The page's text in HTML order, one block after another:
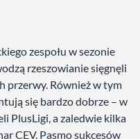
zespołu w sezonie
rzeszowianie sięgnęli
przerwy. Również w tym
się bardzo dobrze – w
PlusLigi, a zaledwie kilka
CEV. Pasmo sukcesów